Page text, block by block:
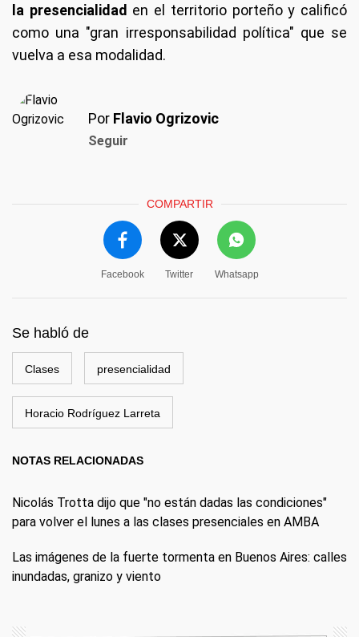
la presencialidad en el territorio porteño y calificó
como una "gran irresponsabilidad política" que se
vuelva a esa modalidad.
Por Flavio Ogrizovic
Seguir
COMPARTIR
Facebook Twitter Whatsapp
Se habló de
Clases presencialidad
Horacio Rodríguez Larreta
NOTAS RELACIONADAS
Nicolás Trotta dijo que "no están dadas las condiciones"
para volver el lunes a las clases presenciales en AMBA
Las imágenes de la fuerte tormenta en Buenos Aires: calles
inundadas, granizo y viento